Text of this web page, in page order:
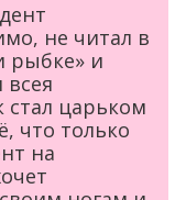
не читал в
рыбке» и
всея
стал царьком
что только
на